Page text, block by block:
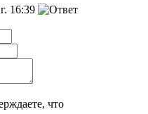
16:39
что